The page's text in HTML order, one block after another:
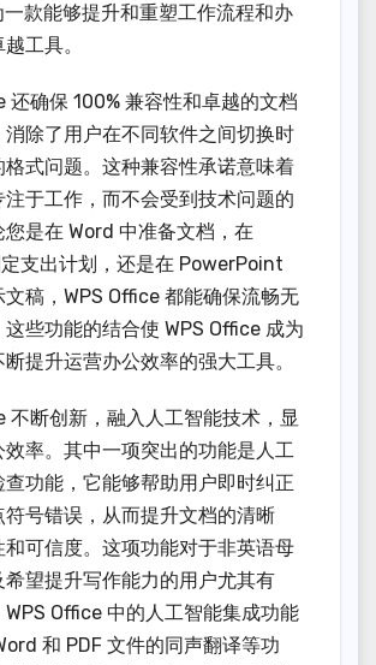
款能够提升和重塑工作流程和办
工具。
还确保 100% 兼容性和卓越的文档
消除了用户在不同软件之间切换时
格式问题。这种兼容性承诺意味着
注于工作，而不会受到技术问题的
是在 Word 中准备文档，在
支出计划，还是在 PowerPoint
稿，WPS Office 都能确保流畅无
些功能的结合使 WPS Office 成为
提升运营办公效率的强大工具。
不断创新，融入人工智能技术，显
效率。其中一项突出的功能是人工
查功能，它能够帮助用户即时纠正
符号错误，从而提升文档的清晰
和可信度。这项功能对于非英语母
希望提升写作能力的用户尤其有
WPS Office 中的人工智能集成功能
和 PDF 文件的同声翻译等功